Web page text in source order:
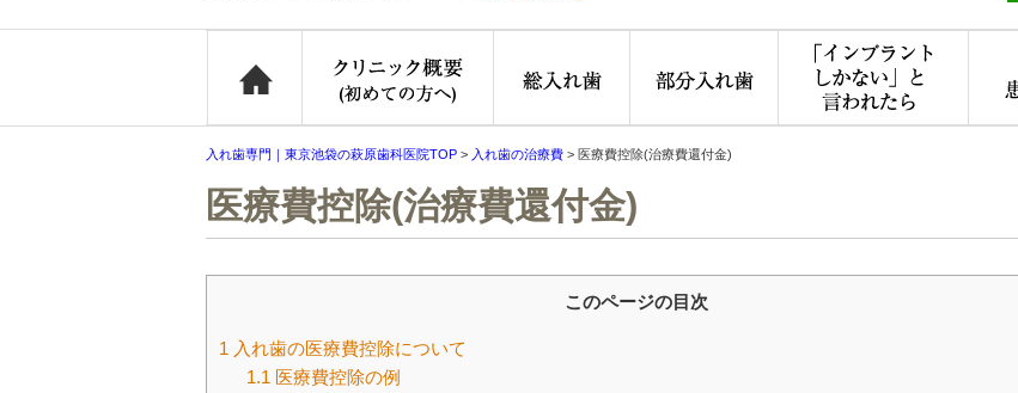
部分入れ歯
入れ歯専門｜東京池袋の萩原歯科医院TOP > 入れ歯の治療費 > 医療費控除(治療費還付金)
医療費控除(治療費還付金)
このページの目次
1 入れ歯の医療費控除について
1.1 医療費控除の例